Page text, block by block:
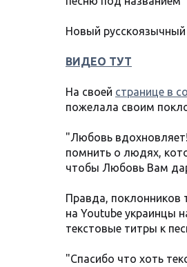
Новый русскоязычный
ВИДЕО ТУТ
На своей странице в
пожелала своим
"Любовь
помнить о людях,
чтобы Любовь Вам
Правда, поклонников
на Youtube украинцы
текстовые титры к
"Спасибо что хоть